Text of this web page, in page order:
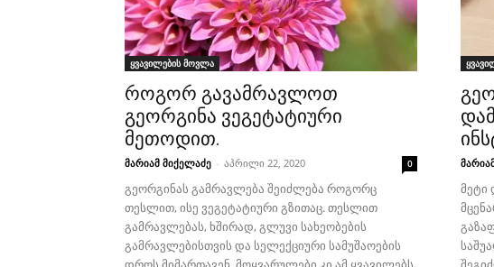
ყვავილების მოვლა
როგორ გავამრავლოთ
გეორგინა ვეგეტატიური
მეთოდით.
მარიამ მიქელაძე - აპრილი 22, 2020 0
გეორგინას გამრავლება შეიძლება როგორც
თესლით, ისე ვეგეტატიური გზითაც. თესლით
გამრავლებას, ხშირად, გლუვი სახეობების
გამრავლებისთვის და სელექციური სამუშაოების
მეტი